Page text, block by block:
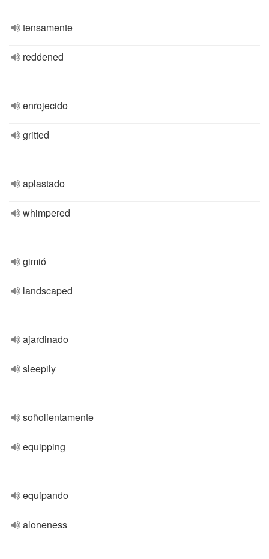
tensamente
reddened
enrojecido
gritted
aplastado
whimpered
gimió
landscaped
ajardinado
sleepily
soñolientamente
equipping
equipando
aloneness